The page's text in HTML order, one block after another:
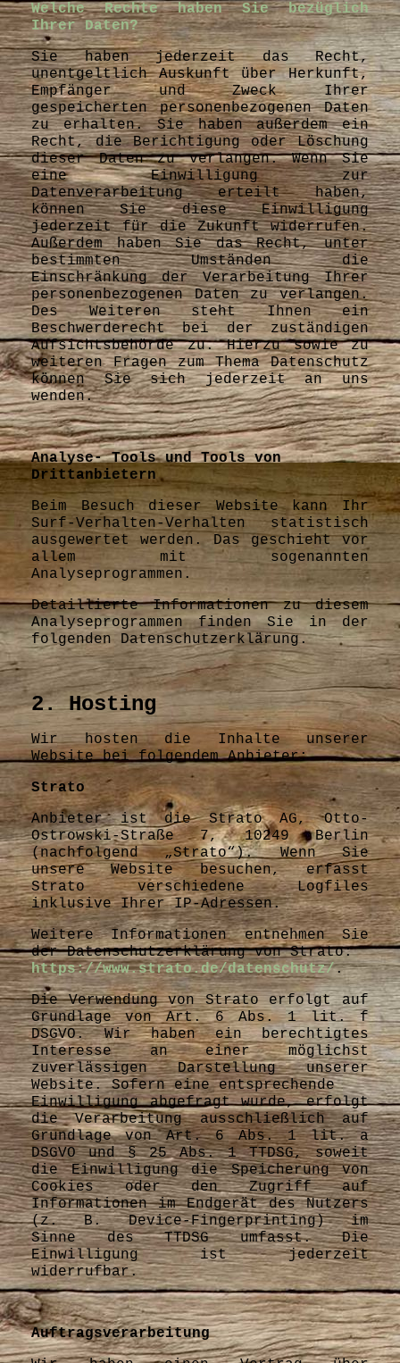
Welche Rechte haben Sie bezüglich
Ihrer Daten?
Sie haben jederzeit das Recht,
unentgeltlich Auskunft über Herkunft,
Empfänger und Zweck Ihrer
gespeicherten personenbezogenen Daten
zu erhalten. Sie haben außerdem ein
Recht, die Berichtigung oder Löschung
dieser Daten zu verlangen. Wenn Sie
eine Einwilligung zur
Datenverarbeitung erteilt haben,
können Sie diese Einwilligung
jederzeit für die Zukunft widerrufen.
Außerdem haben Sie das Recht, unter
bestimmten Umständen die
Einschränkung der Verarbeitung Ihrer
personenbezogenen Daten zu verlangen.
Des Weiteren steht Ihnen ein
Beschwerderecht bei der zuständigen
Aufsichtsbehörde zu. Hierzu sowie zu
weiteren Fragen zum Thema Datenschutz
können Sie sich jederzeit an uns
wenden.
Analyse- Tools und Tools von
Drittanbietern
Beim Besuch dieser Website kann Ihr
Surf-Verhalten-Verhalten statistisch
ausgewertet werden. Das geschieht vor
allem mit sogenannten
Analyseprogrammen.
Detaillierte Informationen zu diesem
Analyseprogrammen finden Sie in der
folgenden Datenschutzerklärung.
2. Hosting
Wir hosten die Inhalte unserer
Website bei folgendem Anbieter:
Strato
Anbieter ist die Strato AG, Otto-
Ostrowski-Straße 7, 10249 Berlin
(nachfolgend „Strato“). Wenn Sie
unsere Website besuchen, erfasst
Strato verschiedene Logfiles
inklusive Ihrer IP-Adressen.
Weitere Informationen entnehmen Sie
der Datenschutzerklärung von Strato:
https://www.strato.de/datenschutz/.
Die Verwendung von Strato erfolgt auf
Grundlage von Art. 6 Abs. 1 lit. f
DSGVO. Wir haben ein berechtigtes
Interesse an einer möglichst
zuverlässigen Darstellung unserer
Website. Sofern eine entsprechende
Einwilligung abgefragt wurde, erfolgt
die Verarbeitung ausschließlich auf
Grundlage von Art. 6 Abs. 1 lit. a
DSGVO und § 25 Abs. 1 TTDSG, soweit
die Einwilligung die Speicherung von
Cookies oder den Zugriff auf
Informationen im Endgerät des Nutzers
(z. B. Device-Fingerprinting) im
Sinne des TTDSG umfasst. Die
Einwilligung ist jederzeit
widerrufbar.
Auftragsverarbeitung